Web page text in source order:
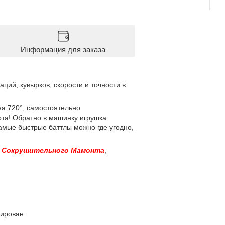
Информация для заказа
кувырков, скорости и точности в
720°, самостоятельно
Обратно в машинку игрушка
быстрые баттлы можно где угодно,
Сокрушительного Мамонта